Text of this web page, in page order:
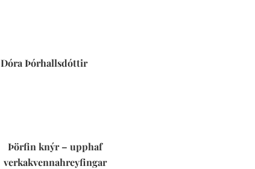
Dóra Þórhallsdóttir
Þörfin knýr – upphaf
verkakvennahreyfingar